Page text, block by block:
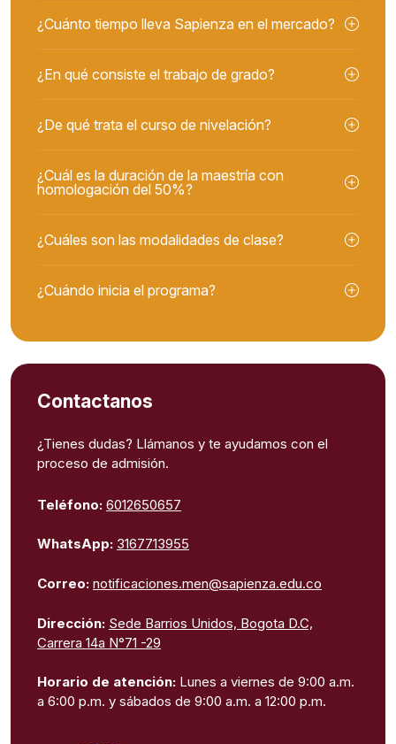
¿Cuánto tiempo lleva Sapienza en el mercado?
¿En qué consiste el trabajo de grado?
¿De qué trata el curso de nivelación?
¿Cuál es la duración de la maestría con
homologación del 50%?
¿Cuáles son las modalidades de clase?
¿Cuándo inicia el programa?
Contactanos
¿Tienes dudas? Llámanos y te ayudamos con el
proceso de admisión.
Teléfono: 6012650657
WhatsApp: 3167713955
Correo: notificaciones.men@sapienza.edu.co
Dirección: Sede Barrios Unidos, Bogota D.C,
Carrera 14a N°71 -29
Horario de atención: Lunes a viernes de 9:00 a.m.
a 6:00 p.m. y sábados de 9:00 a.m. a 12:00 p.m.